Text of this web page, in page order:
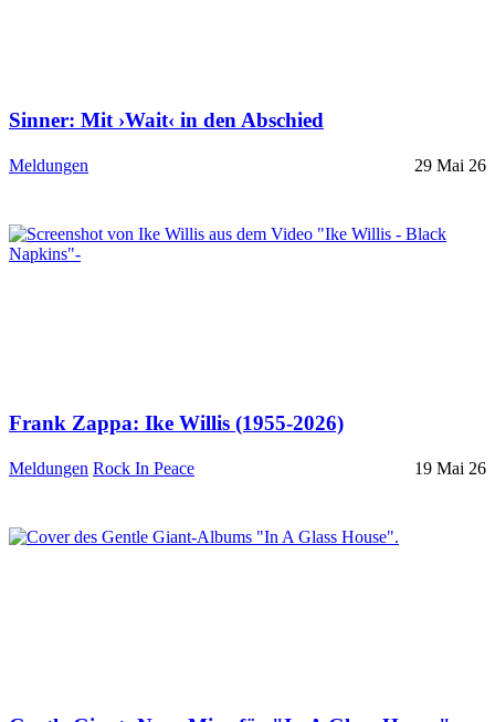
Sinner: Mit ›Wait‹ in den Abschied
Meldungen 29 Mai 26
Frank Zappa: Ike Willis (1955-2026)
Meldungen Rock In Peace 19 Mai 26